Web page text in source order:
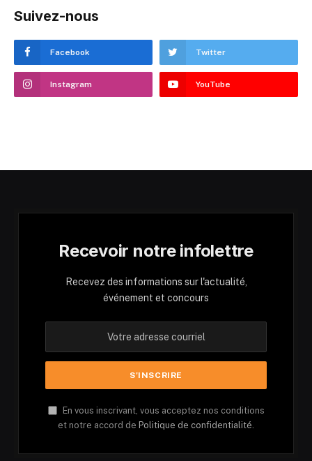
Suivez-nous
Facebook Twitter
Instagram YouTube
Recevoir notre infolettre
Recevez des informations sur l'actualité,
événement et concours
En vous inscrivant, vous acceptez nos conditions
et notre accord de Politique de confidentialité.